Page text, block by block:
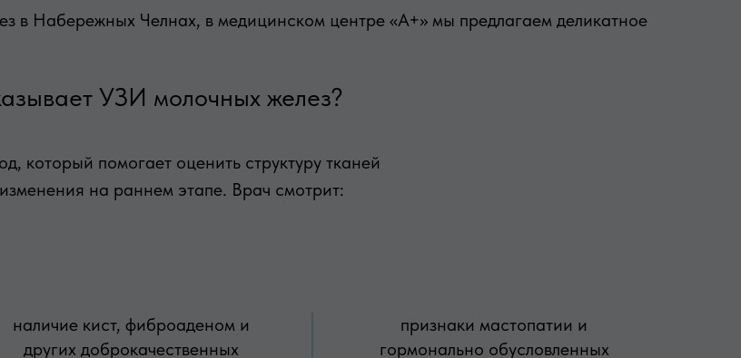
в Набережных Челнах, в медицинском центре «А+» мы предлагаем деликатное
УЗИ молочных желез?
который помогает оценить структуру тканей
на раннем этапе. Врач смотрит:
наличие кист, фиброаденом и
других доброкачественных
признаки мастопатии и
гормонально обусловленных